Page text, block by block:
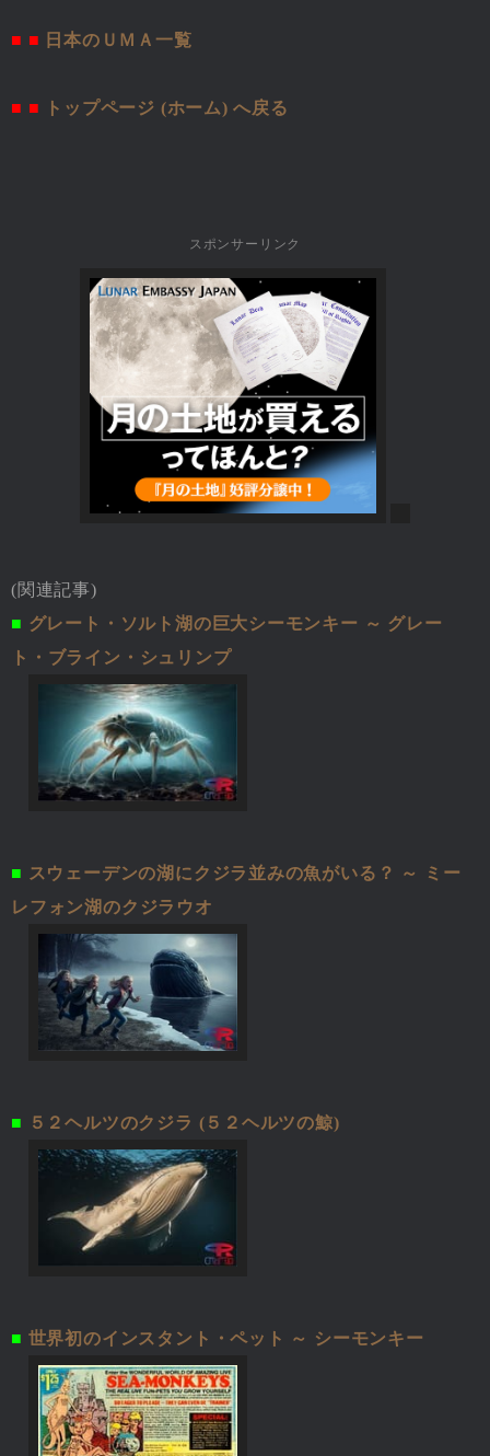
■ ■ 日本のＵＭＡ一覧
■ ■ トップページ (ホーム) へ戻る
スポンサーリンク
(関連記事)
■ グレート・ソルト湖の巨大シーモンキー ～ グレー
ト・ブライン・シュリンプ
■ スウェーデンの湖にクジラ並みの魚がいる？ ～ ミー
レフォン湖のクジラウオ
■ ５２ヘルツのクジラ (５２ヘルツの鯨)
■ 世界初のインスタント・ペット ～ シーモンキー